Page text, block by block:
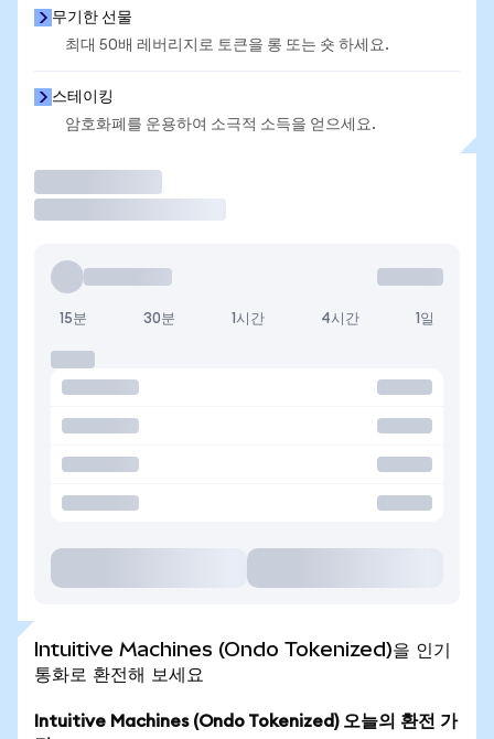
무기한 선물
최대 50배 레버리지로 토큰을 롱 또는 숏 하세요.
스테이킹
암호화폐를 운용하여 소극적 소득을 얻으세요.
15분 30분 1시간 4시간 1일
Intuitive Machines (Ondo Tokenized)을 인기
통화로 환전해 보세요
Intuitive Machines (Ondo Tokenized) 오늘의 환전 가